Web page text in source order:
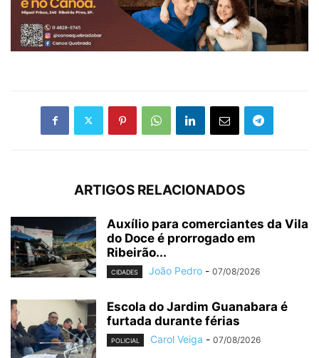
ARTIGOS RELACIONADOS
Auxílio para comerciantes da Vila
do Doce é prorrogado em
Ribeirão...
CIDADES João Pedro - 07/08/2026
Escola do Jardim Guanabara é
furtada durante férias
POLICIAL Carol Veiga - 07/08/2026